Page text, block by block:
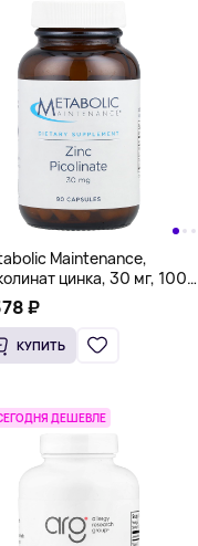
Maintenance,
цинка, 30 мг, 100
₽
КУПИТЬ
ДЕШЕВЛЕ